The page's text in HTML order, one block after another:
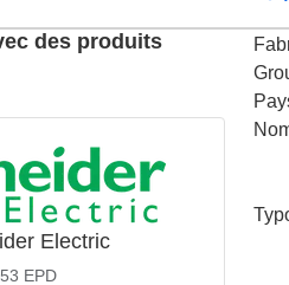
des produits
Electric
EPD